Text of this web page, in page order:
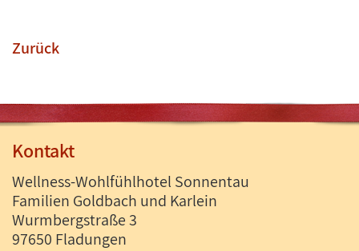
Zurück
Kontakt
Wellness-Wohlfühlhotel Sonnentau
Familien Goldbach und Karlein
Wurmbergstraße 3
97650 Fladungen